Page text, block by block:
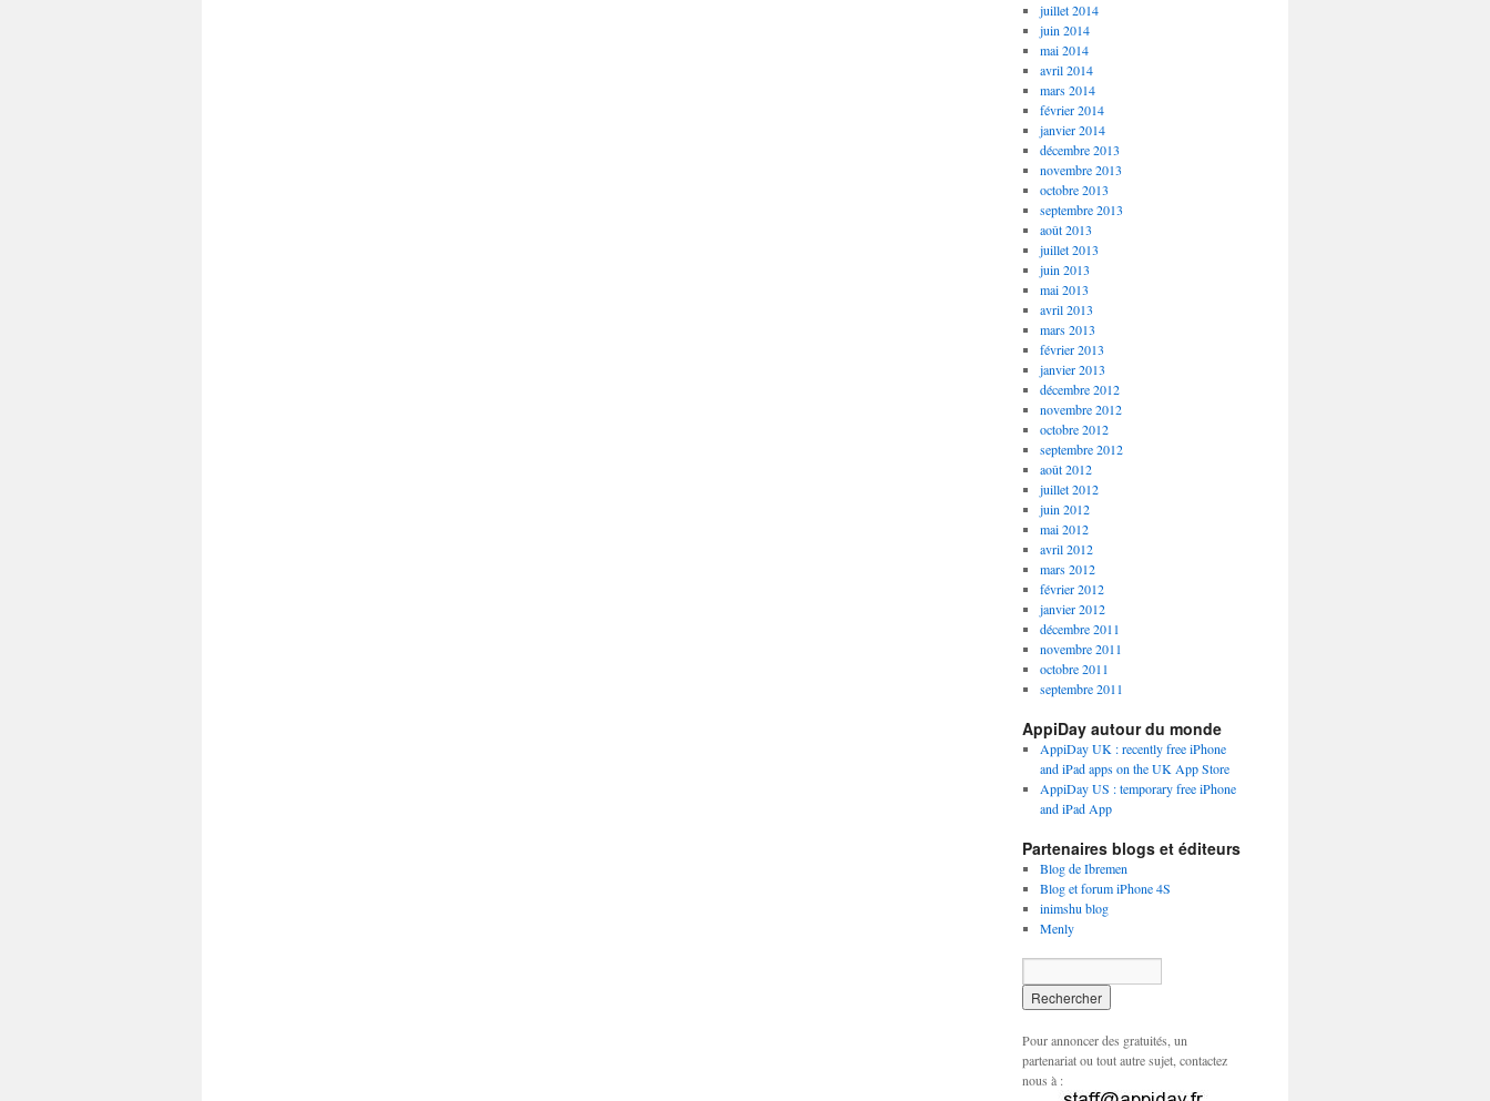
juillet 2014
juin 2014
mai 2014
avril 2014
mars 2014
février 2014
janvier 2014
décembre 2013
novembre 2013
octobre 2013
septembre 2013
août 2013
juillet 2013
juin 2013
mai 2013
avril 2013
mars 2013
février 2013
janvier 2013
décembre 2012
novembre 2012
octobre 2012
septembre 2012
août 2012
juillet 2012
juin 2012
mai 2012
avril 2012
mars 2012
février 2012
janvier 2012
décembre 2011
novembre 2011
octobre 2011
septembre 2011
AppiDay autour du monde
AppiDay UK : recently free iPhone
and iPad apps on the UK App Store
AppiDay US : temporary free iPhone
and iPad App
Partenaires blogs et éditeurs
Blog de Ibremen
Blog et forum iPhone 4S
inimshu blog
Menly
Pour annoncer des gratuités, un
partenariat ou tout autre sujet, contactez
nous à :